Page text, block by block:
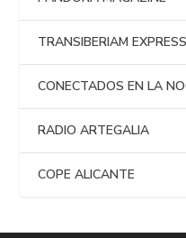
TRANSIBERIAM
CONECTADOS EN LA
RADIO ARTEGALIA
COPE ALICANTE